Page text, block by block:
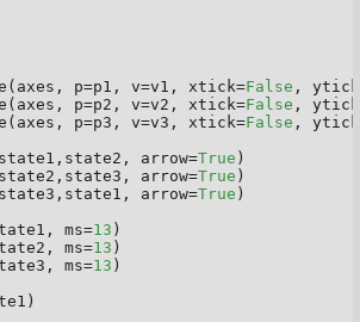
p=p1, v=v1, xtick=False ,
p=p2, v=v2, xtick=False ,
p=p3, v=v3, xtick=False ,
arrow=True )
arrow=True )
arrow=True )
ms=13 )
ms=13 )
ms=13 )